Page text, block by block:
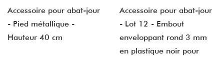
Accessoire pour abat-jour
- Pied métallique -
Hauteur 40 cm
Accessoire pour abat-jour
- Lot 12 - Embout
enveloppant rond 3 mm
en plastique noir pour